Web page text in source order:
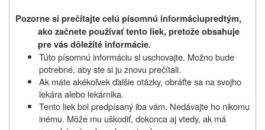
Pozorne si prečítajte celú písomnú informáciupredtým,
ako začnete používať tento liek, pretože obsahuje
pre vás dôležité informácie.
Túto písomnú informáciu si uschovajte. Možno bude
potrebné, aby ste si ju znovu prečítali.
Ak máte akékoľvek ďalšie otázky, obráťte sa na svojho
lekára alebo lekárnika.
Tento liek bol predpísaný iba vám. Nedávajte ho nikomu
inému. Môže mu uškodiť, dokonca aj vtedy, ak má